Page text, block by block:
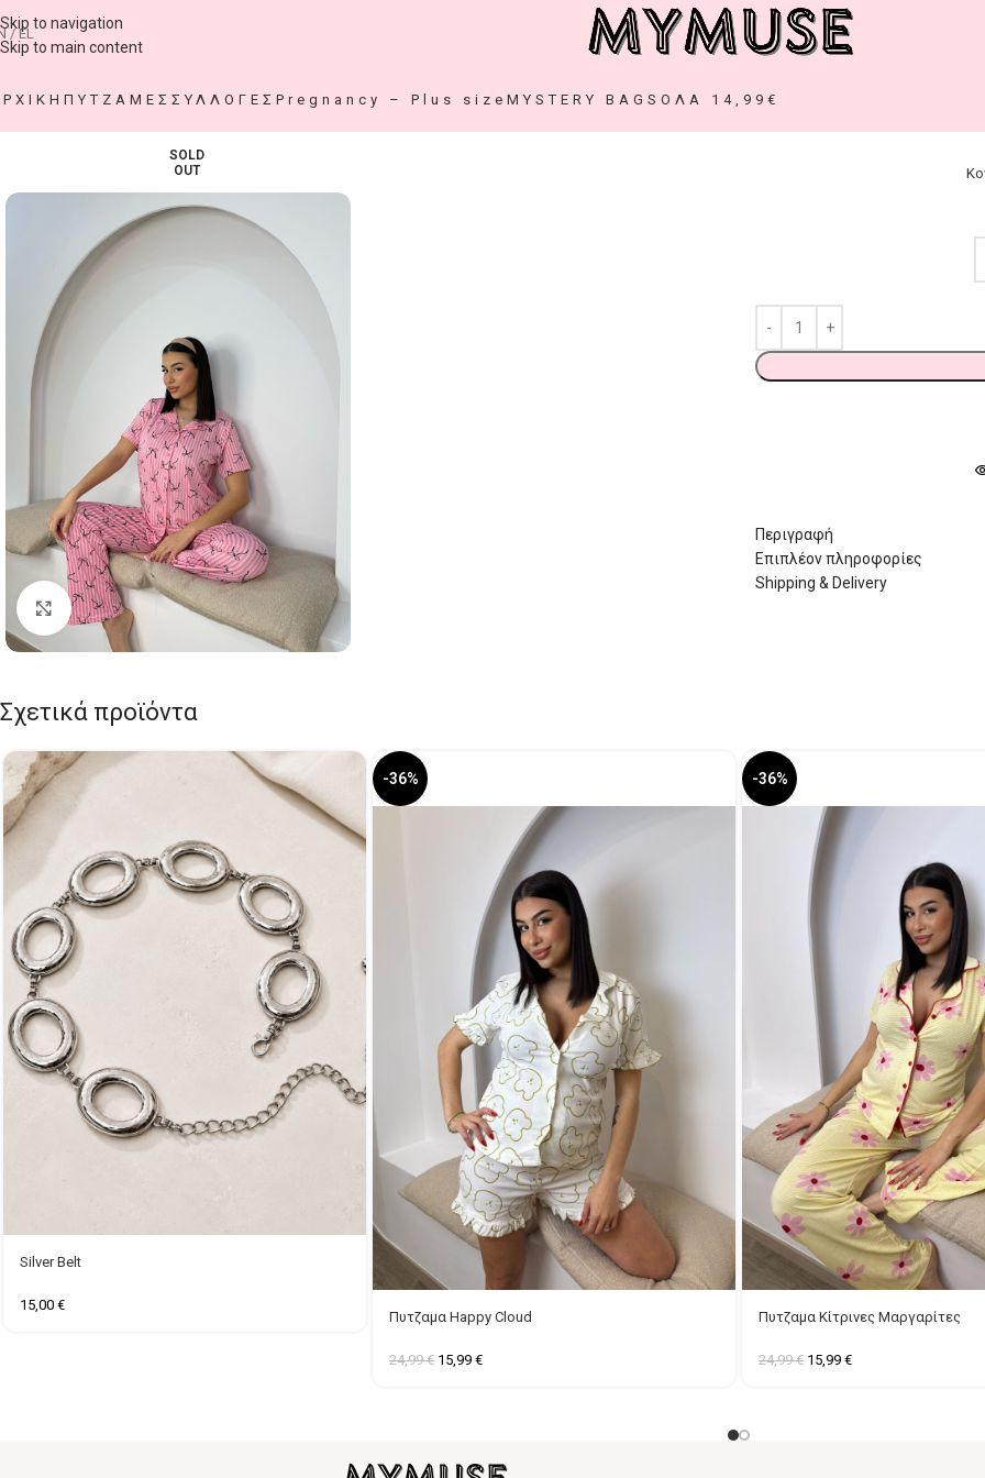
Skip to navigation
Skip to main content
/ EL
ΠΥΤΖΑΜΕΣ ΣΥΛΛΟΓΕΣ Pregnancy – Plus size MYSTERY BAGS ΟΛΑ 14,99€
SOLD
OUT
Click to enlarge
Περιγραφή
Επιπλέον πληροφορίες
Shipping & Delivery
Σχετικά προϊόντα
Silver Belt
15,00 €
-36%
Πυτζαμα Happy Cloud
24,99€ 15,99 €
-36%
Πυτζαμα Κίτρινες Μαργαρίτες
24,99€ 15,99 €